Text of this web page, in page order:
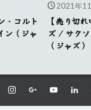
・コルト
ン（ジャ
2021年
【売り切
ズ / サク
（ジャズ）